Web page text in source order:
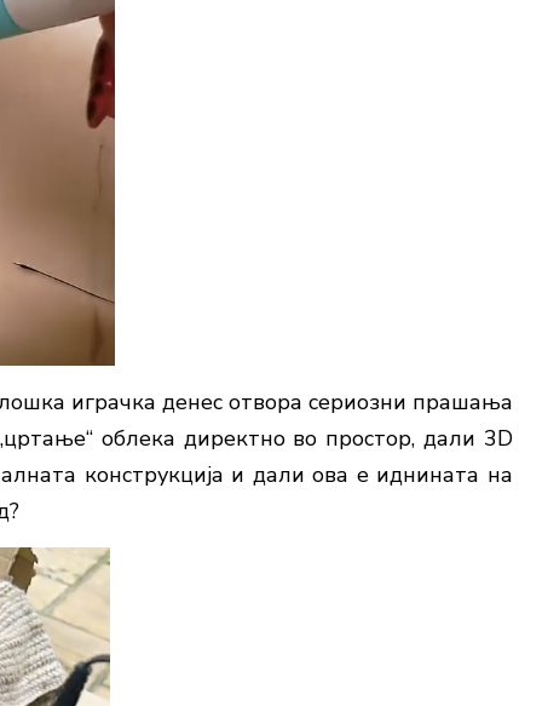
играчка денес отвора сериозни прашања
облека директно во простор, дали 3D
конструкција и дали ова е иднината на